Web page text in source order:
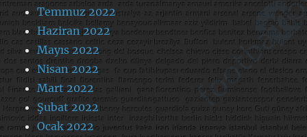
Temmuz 2022
Haziran 2022
Mayıs 2022
Nisan 2022
Mart 2022
Şubat 2022
Ocak 2022